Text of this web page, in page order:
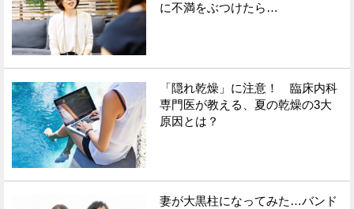
に不満をぶつけたら…
「隠れ乾燥」に注意！ 臨床内科
専門医が教える、夏の乾燥の3大
原因とは？
妻が大黒柱になってみた…バンド